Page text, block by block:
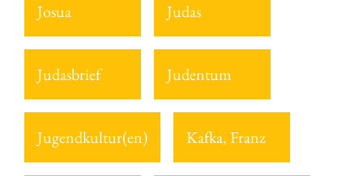
Josua Judas
Judasbrief Judentum
Jugendkultur(en) Kafka, Franz